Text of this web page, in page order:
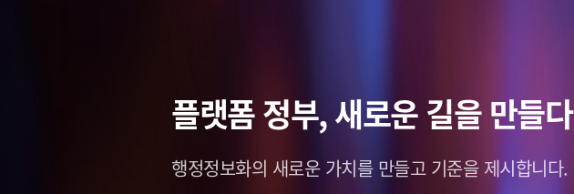
스마트 솔루션,미래를 바라보다
창조적인 미래,솔리데오가 열어갑니다.
데이터로그리는 혁신적인 미래
나를 새롭게 세상을 이롭게,Solideo Data.
플랫폼 정부,새로운 길을 만들다
행정정보화의 새로운 가치를 만들고 기준을 제시합니다.
스마트 솔루션,미래를 바라보다
창조적인 미래,솔리데오가 열어갑니다.
그리는 혁신적인 미래
나를 새롭게 세상을 이롭게,Solideo Data.